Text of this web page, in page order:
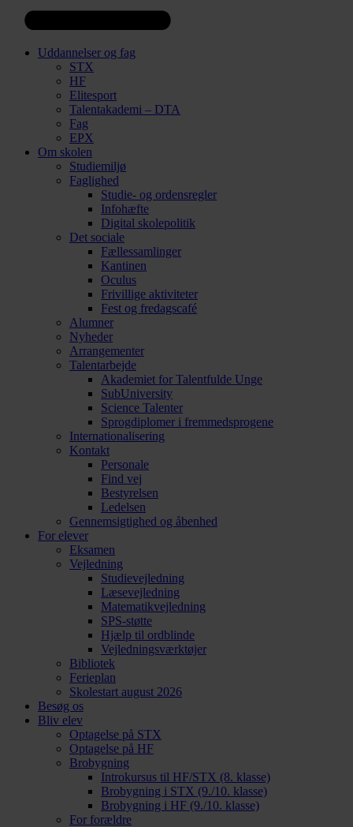
Uddannelser og fag
STX
HF
Elitesport
Talentakademi – DTA
Fag
EPX
Om skolen
Studiemiljø
Faglighed
Studie- og ordensregler
Infohæfte
Digital skolepolitik
Det sociale
Fællessamlinger
Kantinen
Oculus
Frivillige aktiviteter
Fest og fredagscafé
Alumner
Nyheder
Arrangementer
Talentarbejde
Akademiet for Talentfulde Unge
SubUniversity
Science Talenter
Sprogdiplomer i fremmedsprogene
Internationalisering
Kontakt
Personale
Find vej
Bestyrelsen
Ledelsen
Gennemsigtighed og åbenhed
For elever
Eksamen
Vejledning
Studievejledning
Læsevejledning
Matematikvejledning
SPS-støtte
Hjælp til ordblinde
Vejledningsværktøjer
Bibliotek
Ferieplan
Skolestart august 2026
Besøg os
Bliv elev
Optagelse på STX
Optagelse på HF
Brobygning
Introkursus til HF/STX (8. klasse)
Brobygning i STX (9./10. klasse)
Brobygning i HF (9./10. klasse)
For forældre